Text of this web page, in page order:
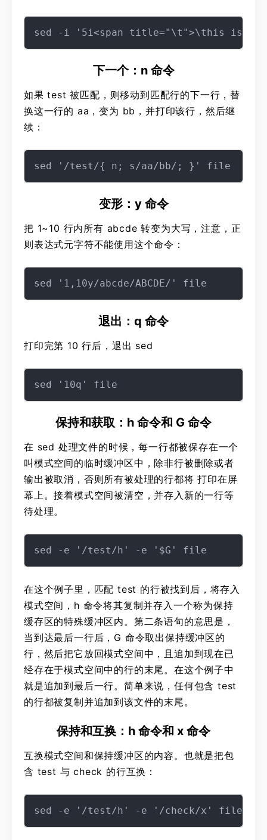
下一个：n 命令
如果 test 被匹配，则移动到匹配行的下一行，替
换这一行的 aa，变为 bb，并打印该行，然后继
续：
变形：y 命令
把 1~10 行内所有 abcde 转变为大写，注意，正
则表达式元字符不能使用这个命令：
退出：q 命令
打印完第 10 行后，退出 sed
保持和获取：h 命令和 G 命令
在 sed 处理文件的时候，每一行都被保存在一个
叫模式空间的临时缓冲区中，除非行被删除或者
输出被取消，否则所有被处理的行都将 打印在屏
幕上。接着模式空间被清空，并存入新的一行等
待处理。
在这个例子里，匹配 test 的行被找到后，将存入
模式空间，h 命令将其复制并存入一个称为保持
缓存区的特殊缓冲区内。第二条语句的意思是，
当到达最后一行后，G 命令取出保持缓冲区的
行，然后把它放回模式空间中，且追加到现在已
经存在于模式空间中的行的末尾。在这个例子中
就是追加到最后一行。简单来说，任何包含 test
的行都被复制并追加到该文件的末尾。
保持和互换：h 命令和 x 命令
互换模式空间和保持缓冲区的内容。也就是把包
含 test 与 check 的行互换：